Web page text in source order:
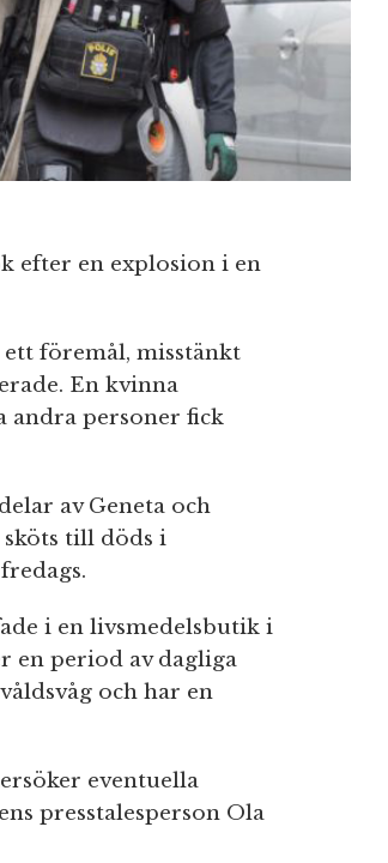
efter en explosion i en
föremål, misstänkt
En kvinna
andra personer fick
av Geneta och
till döds i
i en livsmedelsbutik i
en period av dagliga
och har en
eventuella
presstalesperson Ola